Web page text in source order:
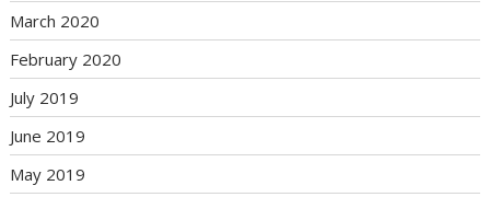
March 2020
February 2020
July 2019
June 2019
May 2019